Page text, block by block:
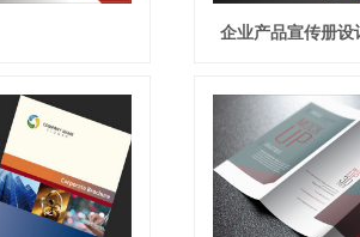
企业产品宣传册设